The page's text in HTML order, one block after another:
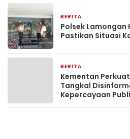
BERITA
Polsek
Pastikan Situasi
BERITA
Kementan
Tangkal
Kepercayaan